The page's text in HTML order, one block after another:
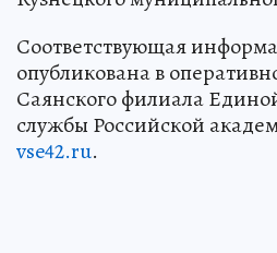
Соответствующая
опубликована в
Саянского филиала
службы Российской
vse42.ru.